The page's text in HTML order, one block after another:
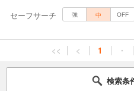
セーフサーチ
強 中 OFF
<< < 1 ・
検索条